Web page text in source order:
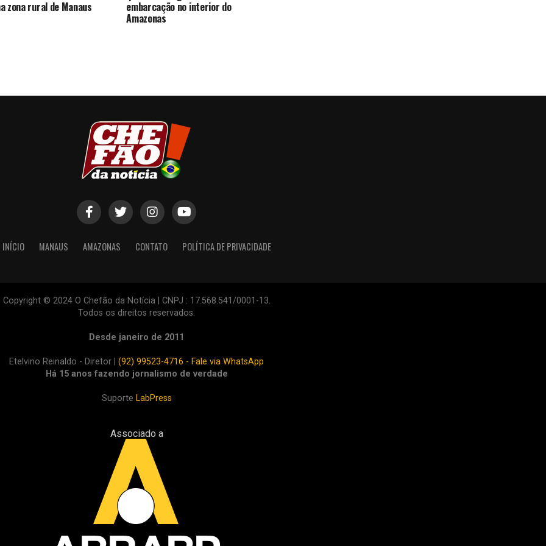
zona rural de Manaus embarcação no interior do
Amazonas
INÍCIO MANAUS AMAZONAS CONTATO POLÍTICA DE PRIVACIDADE
Copyright © 2024 O Chefão da Notícia | CNPJ : 17.568.541/0001-13.
Todos os direitos reservados.
Desde janeiro de 2011
Etelvino Reinaldo - Diretor | (92) 99523-4716 - Fale via WhatsApp
Há 15 anos fazendo jornalismo de verdade
Suporte LabPress
Associado a